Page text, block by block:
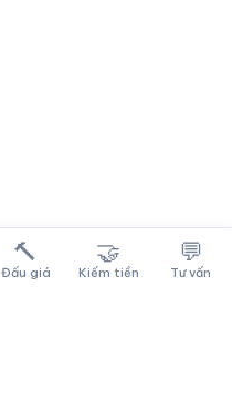
🔨
Đấu giá
🤝
Kiếm tiền
💬
Tư vấn